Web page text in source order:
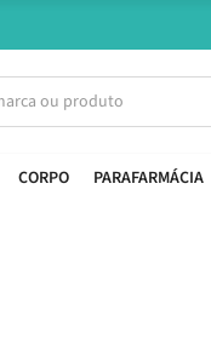
CORPO PARAFARMÁCIA